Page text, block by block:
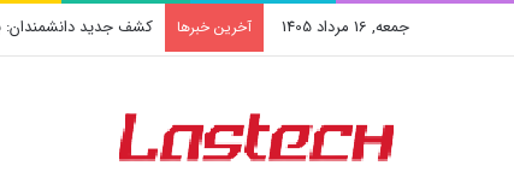
جمعه, 16 مرداد 1405 آخرین خبرها کشف جدید دانشمندان: